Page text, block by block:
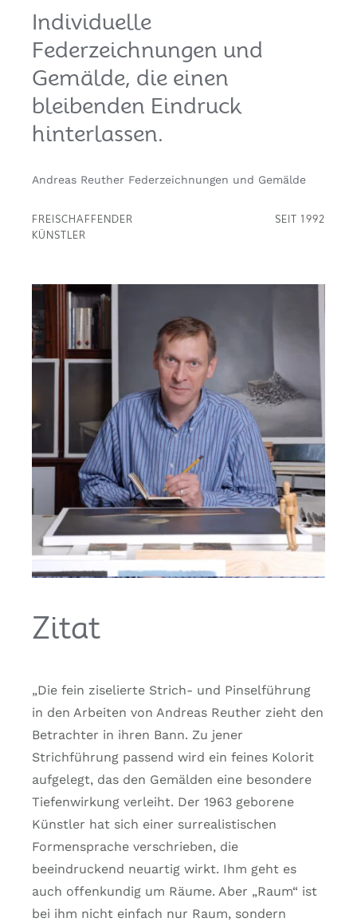
Individuelle
Federzeichnungen und
Gemälde, die einen
bleibenden Eindruck
hinterlassen.
Andreas Reuther Federzeichnungen und Gemälde
FREISCHAFFENDER
KÜNSTLER
SEIT 1992
Zitat
„Die fein ziselierte Strich- und Pinselführung
in den Arbeiten von Andreas Reuther zieht den
Betrachter in ihren Bann. Zu jener
Strichführung passend wird ein feines Kolorit
aufgelegt, das den Gemälden eine besondere
Tiefenwirkung verleiht. Der 1963 geborene
Künstler hat sich einer surrealistischen
Formensprache verschrieben, die
beeindruckend neuartig wirkt. Ihm geht es
auch offenkundig um Räume. Aber „Raum“ ist
bei ihm nicht einfach nur Raum, sondern